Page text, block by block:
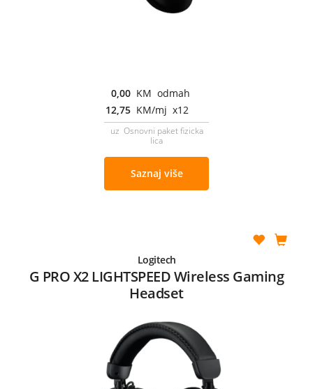
0,00 KM odmah
12,75 KM/mj x12
uz Osnovni paket fizicka
lica
Saznaj više
Logitech
G PRO X2 LIGHTSPEED Wireless Gaming
Headset